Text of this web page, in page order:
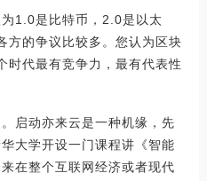
1.0是比特币，2.0是以太
方的争议比较多。您认为区块
时代最有竞争力，最有代表性
启动亦来云是一种机缘，先
大学开设一门课程讲《智能
在整个互联网经济或者现代